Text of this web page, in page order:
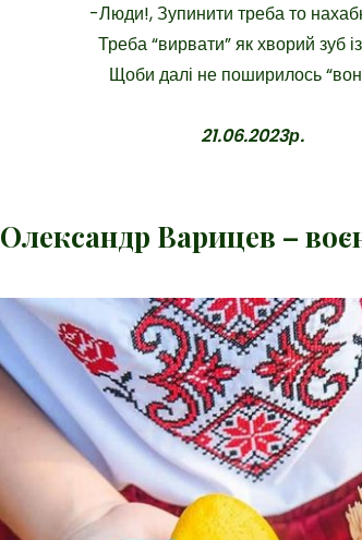
-Люди!, Зупинити треба то
Треба “вирвати” як хворий зуб
Щоби далі не поширилось
21.06.2023р.
Олександр Варицев –